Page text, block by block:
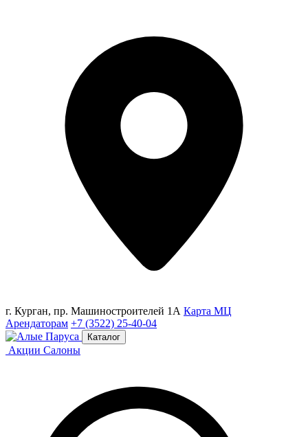
г. Курган, пр. Машиностроителей 1А Карта МЦ
Арендаторам +7 (3522) 25-40-04
Каталог
Акции Салоны